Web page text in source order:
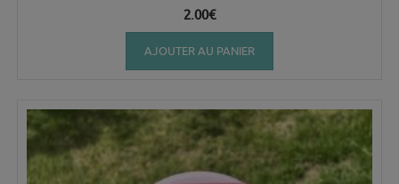
2.00€
AJOUTER AU PANIER